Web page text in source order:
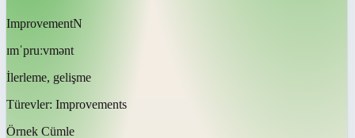
ImprovementN
ɪmˈpruːvmənt
İlerleme, gelişme
Türevler: Improvements
Örnek Cümle